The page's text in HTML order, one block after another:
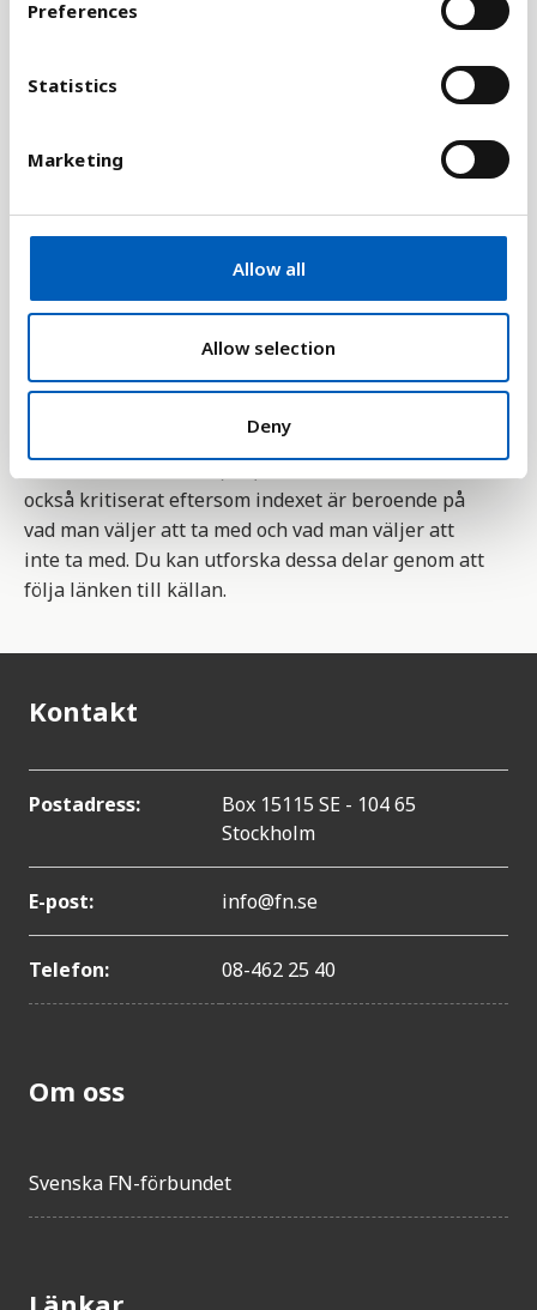
Preferences
Statistics
Marketing
Allow all
Allow selection
Deny
fredligt samhälle. En välfungerande demokrati, ett
bra utbildningssystem och en hög levnadsstandard
är indikatorer som de mest fredliga länderna ofta
Trots att USA har många av dessa fredliga
indexet på grund av krigsföring och på grund av att
en stor del av landets bruttonationalprodukt (BNP)
används på militär utrustning. Det begås även
fängelse vilket också påverkar indexet.
forskningsorganisationen The Institute for
också kritiserat eftersom indexet är beroende på
vad man väljer att ta med och vad man väljer att
inte ta med. Du kan utforska dessa delar genom att
följa länken till källan.
Kontakt
Postadress:
Box 15115 SE - 104 65
Stockholm
E-post: info@fn.se
Telefon: 08-462 25 40
Om oss
Svenska FN-förbundet